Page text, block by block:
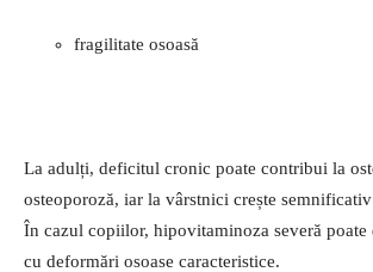
fragilitate osoasă
La adulți, deficitul cronic poate contribui la
osteoporoză, iar la vârstnici crește
În cazul copiilor, hipovitaminoza severă poate
cu deformări osoase caracteristice.